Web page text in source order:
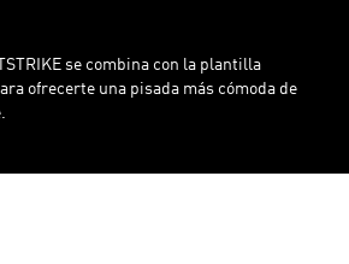
se combina con la plantilla
ofrecerte una pisada más cómoda de